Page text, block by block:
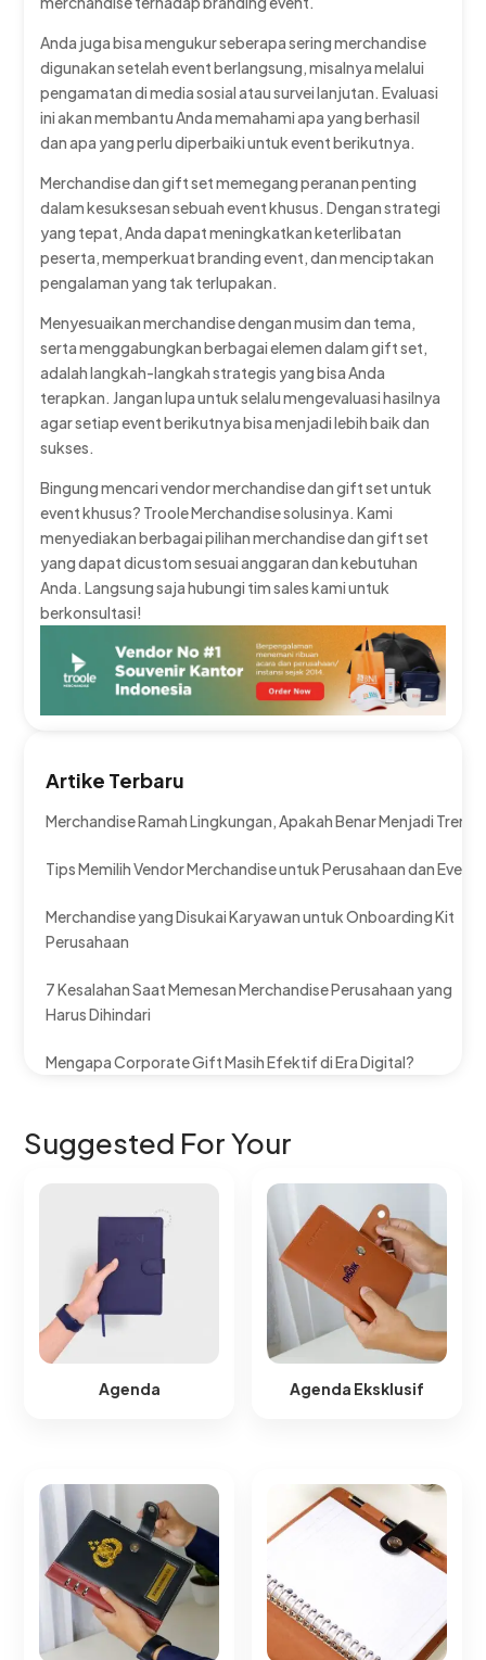
Anda juga bisa mengukur seberapa sering merchandise
digunakan setelah event berlangsung, misalnya melalui
pengamatan di media sosial atau survei lanjutan. Evaluasi
ini akan membantu Anda memahami apa yang berhasil
dan apa yang perlu diperbaiki untuk event berikutnya.
Merchandise dan gift set memegang peranan penting
dalam kesuksesan sebuah event khusus. Dengan strategi
yang tepat, Anda dapat meningkatkan keterlibatan
peserta, memperkuat branding event, dan menciptakan
pengalaman yang tak terlupakan.
Menyesuaikan merchandise dengan musim dan tema,
serta menggabungkan berbagai elemen dalam gift set,
adalah langkah-langkah strategis yang bisa Anda
terapkan. Jangan lupa untuk selalu mengevaluasi hasilnya
agar setiap event berikutnya bisa menjadi lebih baik dan
sukses.
Bingung mencari vendor merchandise dan gift set untuk
event khusus? Troole Merchandise solusinya. Kami
menyediakan berbagai pilihan merchandise dan gift set
yang dapat dicustom sesuai anggaran dan kebutuhan
Anda. Langsung saja hubungi tim sales kami untuk
berkonsultasi!
Artike Terbaru
Merchandise Ramah Lingkungan, Apakah Benar Menjadi Tren?
Tips Memilih Vendor Merchandise untuk Perusahaan dan Event
Merchandise yang Disukai Karyawan untuk Onboarding Kit
Perusahaan
7 Kesalahan Saat Memesan Merchandise Perusahaan yang
Harus Dihindari
Mengapa Corporate Gift Masih Efektif di Era Digital?
Suggested For Your
Agenda Agenda Eksklusif